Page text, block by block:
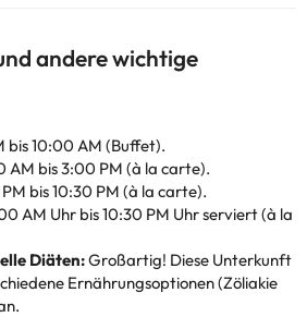
andere wichtige
bis 10:00 AM (Buffet).
AM bis 3:00 PM (à la carte).
bis 10:30 PM (à la carte).
AM Uhr bis 10:30 PM Uhr serviert (à la
Diäten:Großartig! Diese Unterkunft
Ernährungsoptionen (Zöliakie